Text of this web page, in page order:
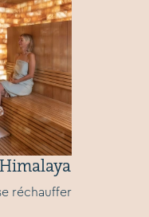
réchauffer